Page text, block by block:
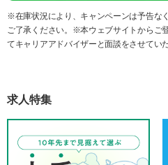
※在庫状況により、キャンペーンは予告な
ご了承ください。※本ウェブサイトからご
てキャリアアドバイザーと面談をさせてい
求人特集